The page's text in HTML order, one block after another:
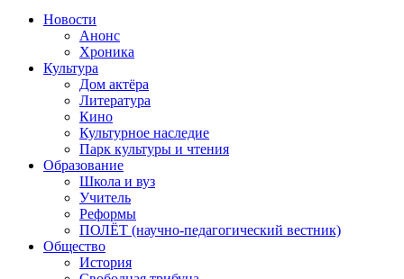
Новости
Анонс
Хроника
Культура
Дом актёра
Литература
Кино
Культурное наследие
Парк культуры и чтения
Образование
Школа и вуз
Учитель
Реформы
ПОЛЁТ (научно-педагогический вестник)
Общество
История